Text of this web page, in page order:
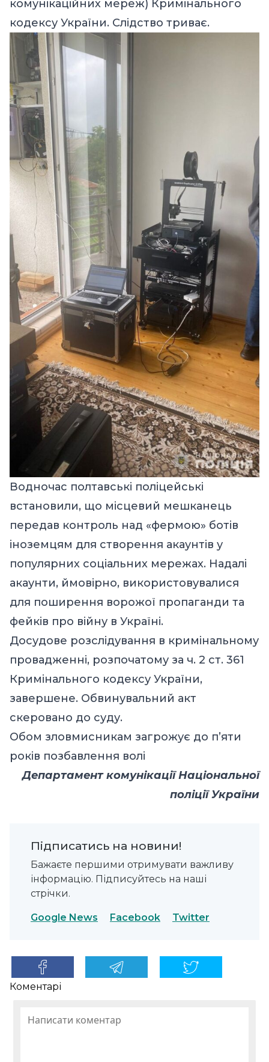
комунікаційних мереж) Кримінального
кодексу України. Слідство триває.
Водночас полтавські поліцейські
встановили, що місцевий мешканець
передав контроль над «фермою» ботів
іноземцям для створення акаунтів у
популярних соціальних мережах. Надалі
акаунти, ймовірно, використовувалися
для поширення ворожої пропаганди та
фейків про війну в Україні.
Досудове розслідування в кримінальному
провадженні, розпочатому за ч. 2 ст. 361
Кримінального кодексу України,
завершене. Обвинувальний акт
скеровано до суду.
Обом зловмисникам загрожує до п’яти
років позбавлення волі
Департамент комунікаціїНаціональної
поліції України
Підписатись на новини!
Бажаєте першими отримувати важливу
інформацію. Підписуйтесь на наші
стрічки.
Google News Facebook Twitter
Коментарі